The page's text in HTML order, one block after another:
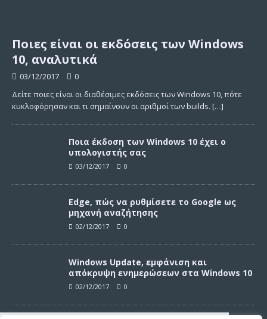
Ποιες είναι οι εκδόσεις των Windows
10, αναλυτικά
03/12/2017
0
Δείτε ποιες είναι οι διαθέσιμες εκδόσεις των Windows 10, πότε
κυκλοφόρησαν και τι σημαίνουν οι αριθμοί των builds. […]
Ποια έκδοση των Windows 10 έχει ο
υπολογιστής σας
03/12/2017 0
Edge, πώς να ρυθμίσετε το Google ως
μηχανή αναζήτησης
02/12/2017 0
Windows Update, εμφάνιση και
απόκρυψη ενημερώσεων στα Windows 10
02/12/2017 0